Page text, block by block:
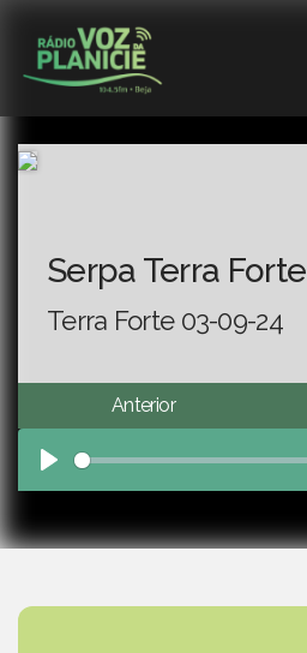
Serpa Terra Forte
Terra Forte 03-09-24
Anterior
Play